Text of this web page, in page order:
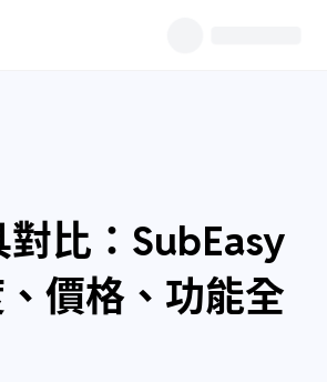
比：SubEasy
價格、功能全